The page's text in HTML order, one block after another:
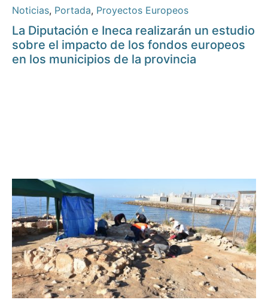
Noticias, Portada, Proyectos Europeos
La Diputación e Ineca realizarán un estudio
sobre el impacto de los fondos europeos
en los municipios de la provincia